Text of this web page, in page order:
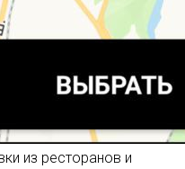
из ресторанов и